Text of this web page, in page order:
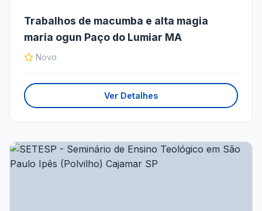
Trabalhos de macumba e alta magia
maria ogun Paço do Lumiar MA
Novo
Ver Detalhes